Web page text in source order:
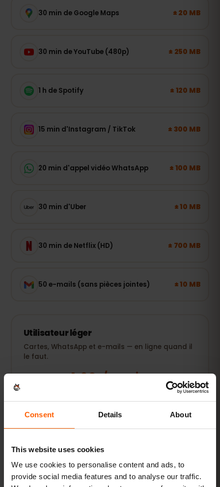
Consent Details About
This website uses cookies
We use cookies to personalise content and ads, to
provide social media features and to analyse our traffic.
30 min de Google Maps ± 20 MB
30 min de YouTube (480p) ± 250 MB
1 h de Spotify ± 120 MB
15 min d'Instagram / TikTok ± 300 MB
20 min d'appel vidéo WhatsApp ± 100 MB
30 min d'Uber ± 10 MB
30 min de Netflix (HD) ± 700 MB
50 e-mails (sans pièces jointes) ± 10 MB
Utilisateur léger
Cartes, WhatsApp et e-mails — en ligne quand il
le faut.
1–3 Go / semaine
Voir les forfaits
POPULAIRE
Utilisateur quotidien
partage de photos.